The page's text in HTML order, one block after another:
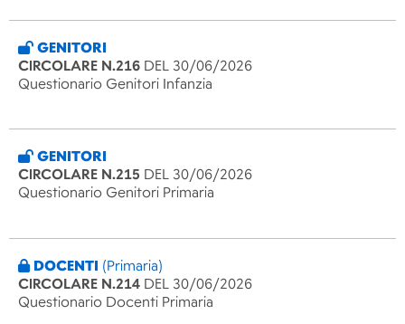
GENITORI
CIRCOLARE N.216 DEL 30/06/2026
Questionario Genitori Infanzia
GENITORI
CIRCOLARE N.215 DEL 30/06/2026
Questionario Genitori Primaria
DOCENTI (Primaria)
CIRCOLARE N.214 DEL 30/06/2026
Questionario Docenti Primaria